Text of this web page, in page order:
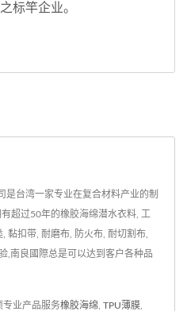
标竿企业。
是台湾一家专业在复合材料产业的制
超过50年的橡胶海绵潜水衣料, 工
黏扣带, 耐磨布, 防火布, 耐切割布,
,南良國際总是可以达到客户各种品
专业产品服务橡胶海绵 TPU薄膜